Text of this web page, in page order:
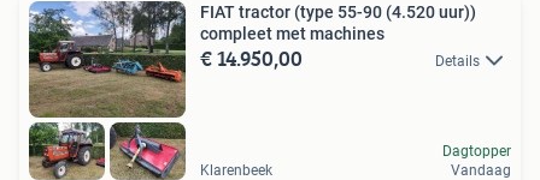
FIAT tractor (type 55-90 (4.520 uur))
compleet met machines
€ 14.950,00 Details
Klarenbeek
Dagtopper
Vandaag